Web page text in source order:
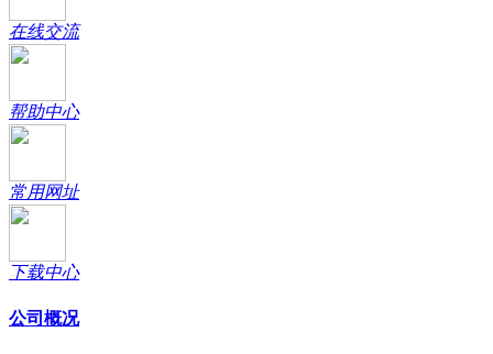
在线交流
帮助中心
常用网址
下载中心
公司概况